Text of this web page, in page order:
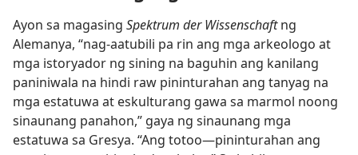
Ayon sa magasing Spektrum der Wissenschaftng
Alemanya, “nag-aatubili pa rin ang mga arkeologo at
mga istoryador ng sining na baguhin ang kanilang
paniniwala na hindi raw pininturahan ang tanyag na
mga estatuwa at eskulturang gawa sa marmol noong
sinaunang panahon,” gaya ng sinaunang mga
estatuwa sa Gresya. “Ang totoo​—pininturahan ang